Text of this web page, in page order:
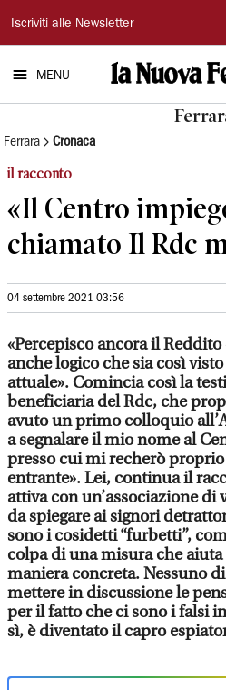
La
Nuova
Ferrara
Iscriviti alle Newsletter
MENU
Ferrara Cronaca
il racconto
«Il Centro
chiamato Il Rdc
04 settembre 2021 03:56
«Percepisco ancora il
anche logico che sia così
attuale». Comincia così la
beneficiaria del Rdc, che
avuto un primo colloquio
a segnalare il mio nome al
presso cui mi recherò
entrante». Lei, continua il
attiva con un’associazione di
da spiegare ai signori
sono i cosidetti “furbetti”,
colpa di una misura che
maniera concreta. Nessuno
mettere in discussione le
per il fatto che ci sono i falsi
sì, è diventato il capro